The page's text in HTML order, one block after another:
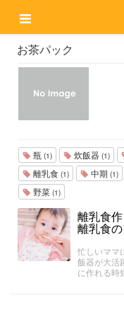
お茶パック
瓶 (1) 炊飯器 (1)
離乳食 (1) 中期 (1)
野菜 (1)
離乳食
離乳食
忙しいママ
飯器が大活
に作れる時